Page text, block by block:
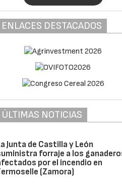
ENLACES DESTACADOS
ÚLTIMAS NOTICIAS
Junta de Castilla y León
forraje a los
por el incendio en
(Zamora)